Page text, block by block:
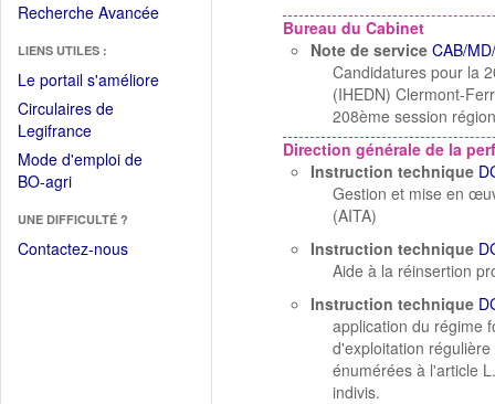
Recherche Avancée
LIENS UTILES :
Le portail s'améliore(Fichier
Circulaires de
Legifrance(Ouvrir
dans
une
fenêtre)
Mode d'emploi de
BO-agri(Ouvrir
une
nouvelle
UNE DIFFICULTÉ ?
Contactez-nous
Bureau du Cabinet
Note de service CAB/
Candidatures pour la
(IHEDN) Clermont-
208ème session
Direction générale de la
Instruction technique
Gestion et mise en
(AITA)
Instruction technique
Aide à la réinsertion
Instruction technique
application du régime
d'exploitation
énumérées à l'article
indivis.